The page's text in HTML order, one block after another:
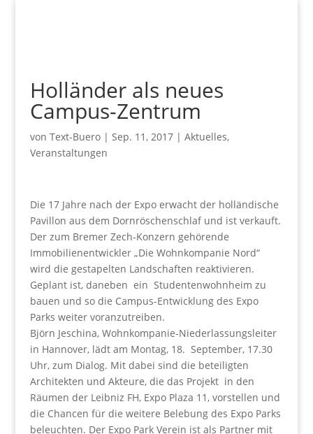
Holländer als neues
Campus-Zentrum
von Text-Buero| Sep. 11, 2017| Aktuelles,
Veranstaltungen
Die 17 Jahre nach der Expo erwacht der holländische
Pavillon aus dem Dornröschenschlaf und ist verkauft.
Der zum Bremer Zech-Konzern gehörende
Immobilienentwickler „Die Wohnkompanie Nord“
wird die gestapelten Landschaften reaktivieren.
Geplant ist, daneben ein Studentenwohnheim zu
bauen und so die Campus-Entwicklung des Expo
Parks weiter voranzutreiben.
Björn Jeschina, Wohnkompanie-Niederlassungsleiter
in Hannover, lädt am Montag, 18. September, 17.30
Uhr, zum Dialog. Mit dabei sind die beteiligten
Architekten und Akteure, die das Projekt in den
Räumen der Leibniz FH, Expo Plaza 11, vorstellen und
die Chancen für die weitere Belebung des Expo Parks
beleuchten. Der Expo Park Verein ist als Partner mit